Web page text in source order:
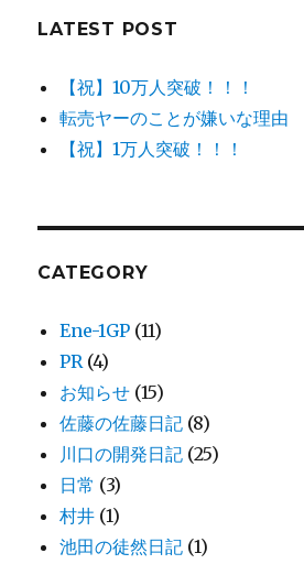
LATEST POST
【祝】10万人突破！！！
転売ヤーのことが嫌いな理由
【祝】1万人突破！！！
CATEGORY
Ene-1GP (11)
PR (4)
お知らせ (15)
佐藤の佐藤日記 (8)
川口の開発日記 (25)
日常 (3)
村井 (1)
池田の徒然日記 (1)